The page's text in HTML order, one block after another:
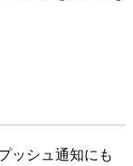
ッシュ通知にも